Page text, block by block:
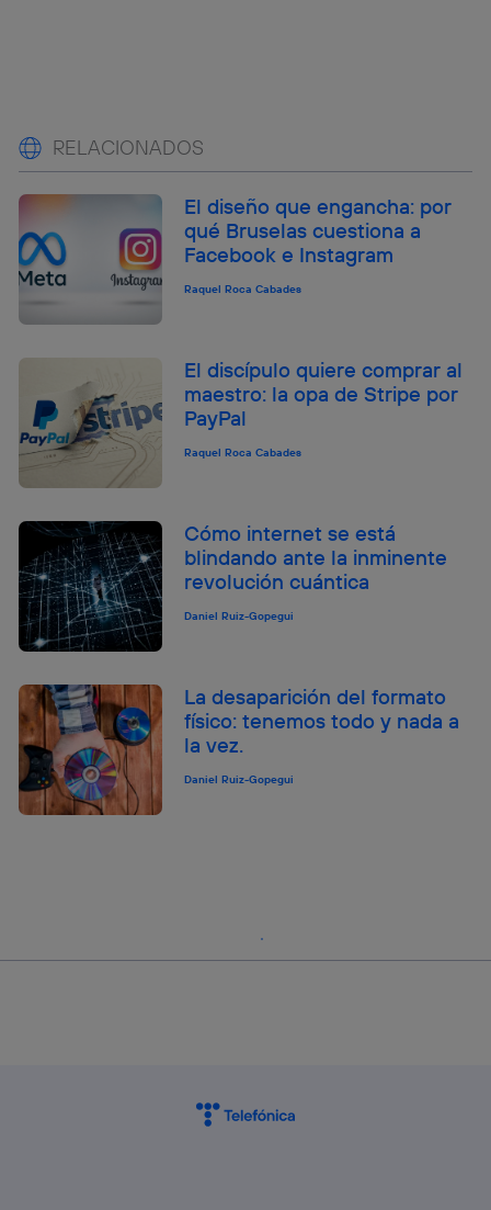
RELACIONADOS
El diseño que engancha: por
qué Bruselas cuestiona a
Facebook e Instagram
Raquel Roca Cabades
El discípulo quiere comprar al
maestro: la opa de Stripe por
PayPal
Raquel Roca Cabades
Cómo internet se está
blindando ante la inminente
revolución cuántica
Daniel Ruiz-Gopegui
La desaparición del formato
físico: tenemos todo y nada a
la vez.
Daniel Ruiz-Gopegui